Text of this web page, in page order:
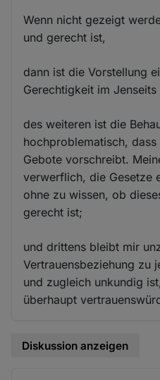
Wenn nicht gezeigt
und gerecht ist,
dann ist die Vorstellung
Gerechtigkeit im
des weiteren ist die
hochproblematisch,
Gebote vorschreibt.
verwerflich, die Gesetze
ohne zu wissen, ob
gerecht ist;
und drittens bleibt mir
Vertrauensbeziehung zu
und zugleich unkundig
überhaupt
Diskussion anzeigen